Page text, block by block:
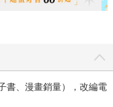
書、漫畫銷量），改編電